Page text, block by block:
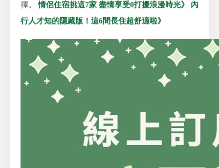
擇。
情侶住宿挑這7家 盡情享受0打擾浪漫時光》
內
行人才知的隱藏版！這6間長住超舒適啦》